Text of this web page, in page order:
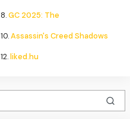
8.GC 2025: The
10.Assassin's Creed Shadows
12.liked.hu